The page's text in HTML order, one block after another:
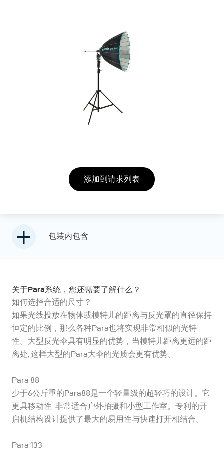
添加到请求列表
包装内包含
关于Para系统，您还需要了解什么？
如何选择合适的尺寸？
如果光线投放在物体或模特儿的距离与反光罩的直径保持
恒定的比例，那么各种Para也将实现非常相似的光特
性。大型反光伞具有明显的优势，当模特儿距离更远的距
离处, 这样大型的Para大伞的光质会更有优势。
Para 88
少于6公斤重的Para88是一个轻量级的超轻巧的设计。它
更具移动性-非常适合户外拍摄和小型工作室。专利的开
启机结构设计提供了最大的易用性与快速打开相结合。
Para 133